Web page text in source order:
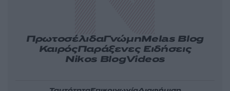
ΠρωτοσέλιδαΓνώμηMelas Blog
ΚαιρόςΠαράξενες Ειδήσεις
Nikos BlogVideos